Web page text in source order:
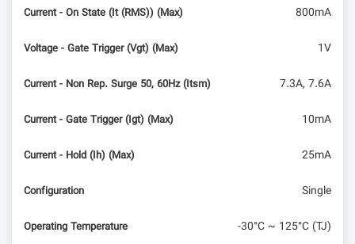
Current - On State (It (RMS)) (Max) 800mA
Voltage - Gate Trigger (Vgt) (Max) 1V
Current - Non Rep. Surge 50, 60Hz (Itsm) 7.3A, 7.6A
Current - Gate Trigger (Igt) (Max) 10mA
Current - Hold (Ih) (Max) 25mA
Configuration Single
Operating Temperature -30°C ~ 125°C (TJ)